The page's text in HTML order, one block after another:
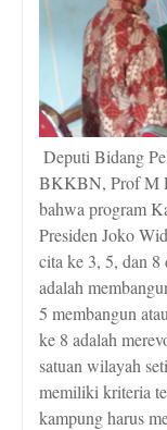
Deputi Bidang
BKKBN, Prof M
bahwa program
Presiden Joko
cita ke 3, 5, dan 8
adalah
5 membangun
ke 8 adalah
satuan wilayah
memiliki kriteria
kampung harus